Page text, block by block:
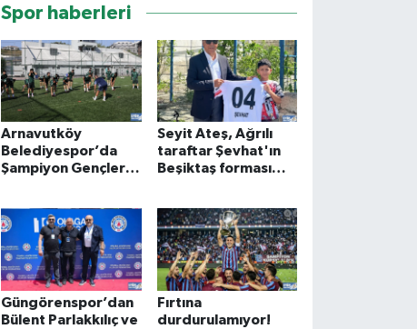
Spor haberleri
Arnavutköy
Belediyespor’da
Şampiyon Gençler A
Seyit Ateş, Ağrılı
taraftar Şevhat'ın
Beşiktaş forması
Güngörenspor’dan
Bülent Parlakkılıç ve
Fırtına
durdurulamıyor!